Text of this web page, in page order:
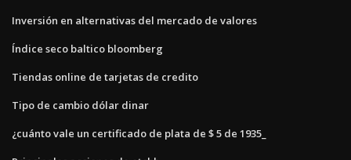
Inversión en alternativas del mercado de valores
Índice seco baltico bloomberg
Tiendas online de tarjetas de credito
Tipo de cambio dólar dinar
¿cuánto vale un certificado de plata de $ 5 de 1935_